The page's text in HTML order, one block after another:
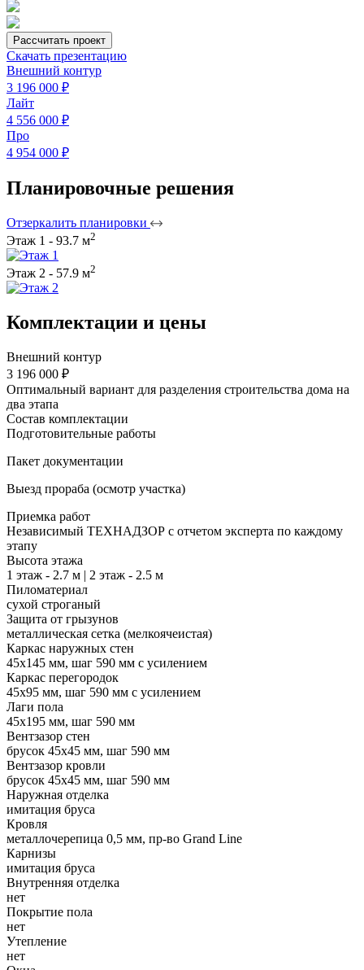
Рассчитать проект
Скачать презентацию
Внешний контур
3 196 000 ₽
Лайт
4 556 000 ₽
Про
4 954 000 ₽
Планировочные решения
Отзеркалить планировки
Этаж 1 - 93.7 м2
Этаж 2 - 57.9 м2
Комплектации и цены
Внешний контур
3 196 000 ₽
Оптимальный вариант для разделения строительства дома на
два этапа
Состав комплектации
Подготовительные работы
Пакет документации
Выезд прораба (осмотр участка)
Приемка работ
Независимый ТЕХНАДЗОР с отчетом эксперта по каждому
этапу
Высота этажа
1 этаж - 2.7 м | 2 этаж - 2.5 м
Пиломатериал
сухой строганый
Защита от грызунов
металлическая сетка (мелкоячеистая)
Каркас наружных стен
45х145 мм, шаг 590 мм с усилением
Каркас перегородок
45х95 мм, шаг 590 мм с усилением
Лаги пола
45х195 мм, шаг 590 мм
Вентзазор стен
брусок 45х45 мм, шаг 590 мм
Вентзазор кровли
брусок 45х45 мм, шаг 590 мм
Наружная отделка
имитация бруса
Кровля
металлочерепица 0,5 мм, пр-во Grand Line
Карнизы
имитация бруса
Внутренняя отделка
нет
Покрытие пола
нет
Утепление
нет